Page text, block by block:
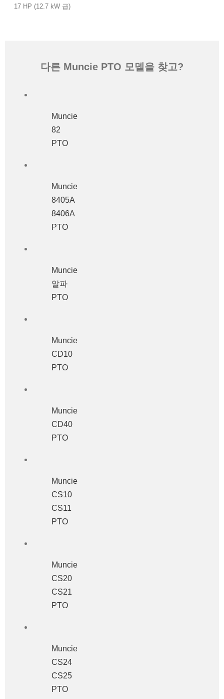
17 HP (12.7 kW 급)
다른 Muncie PTO 모델을 찾고?
Muncie
82
PTO
Muncie
8405A
8406A
PTO
Muncie
알파
PTO
Muncie
CD10
PTO
Muncie
CD40
PTO
Muncie
CS10
CS11
PTO
Muncie
CS20
CS21
PTO
Muncie
CS24
CS25
PTO